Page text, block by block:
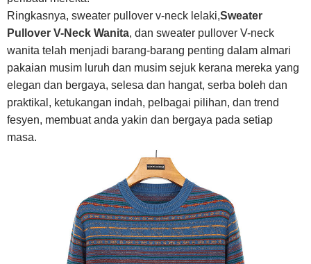
Ringkasnya, sweater pullover v-neck lelaki,Sweater
Pullover V-Neck Wanita, dan sweater pullover V-neck
wanita telah menjadi barang-barang penting dalam almari
pakaian musim luruh dan musim sejuk kerana mereka yang
elegan dan bergaya, selesa dan hangat, serba boleh dan
praktikal, ketukangan indah, pelbagai pilihan, dan trend
fesyen, membuat anda yakin dan bergaya pada setiap
masa.